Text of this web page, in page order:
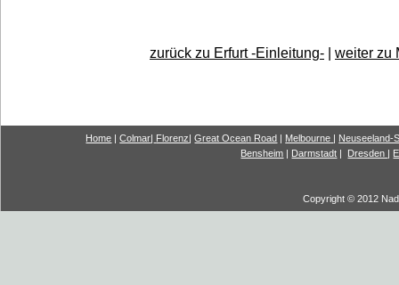
zurück zu Erfurt -Einleitung- | weiter zu
Home |Colmar| Florenz|Great Ocean Road | Melbourne | Neuseeland-
Bensheim | Darmstadt | Dresden |
Copyright © 2012